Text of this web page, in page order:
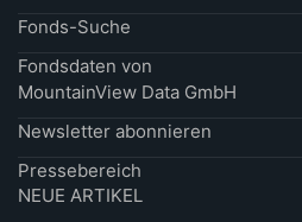
Fonds-Suche
Fondsdaten von
MountainView Data GmbH
Newsletter abonnieren
Pressebereich
NEUE ARTIKEL